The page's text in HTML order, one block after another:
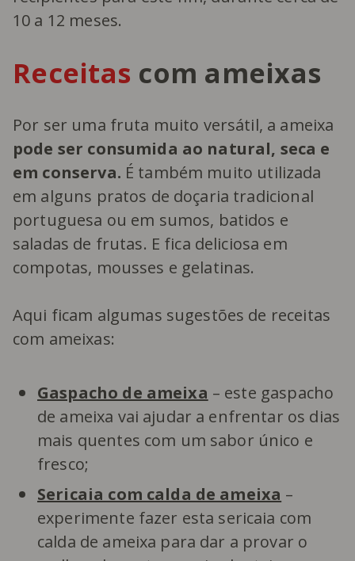
10 a 12 meses.
Receitas com ameixas
Por ser uma fruta muito versátil, a ameixa
pode ser consumida ao natural, seca e
em conserva. É também muito utilizada
em alguns pratos de doçaria tradicional
portuguesa ou em sumos, batidos e
saladas de frutas. E fica deliciosa em
compotas, mousses e gelatinas.
Aqui ficam algumas sugestões de receitas
com ameixas:
Gaspacho de ameixa – este gaspacho
de ameixa vai ajudar a enfrentar os dias
mais quentes com um sabor único e
fresco;
Sericaia com calda de ameixa –
experimente fazer esta sericaia com
calda de ameixa para dar a provar o